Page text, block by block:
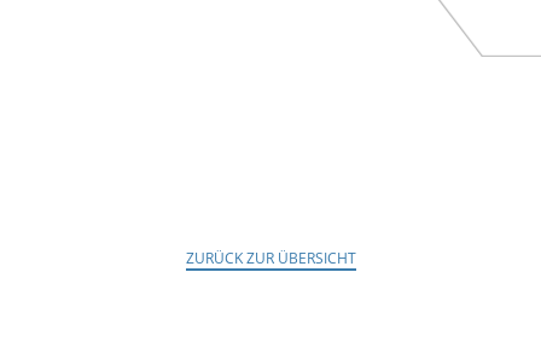
ZURÜCK ZUR ÜBERSICHT